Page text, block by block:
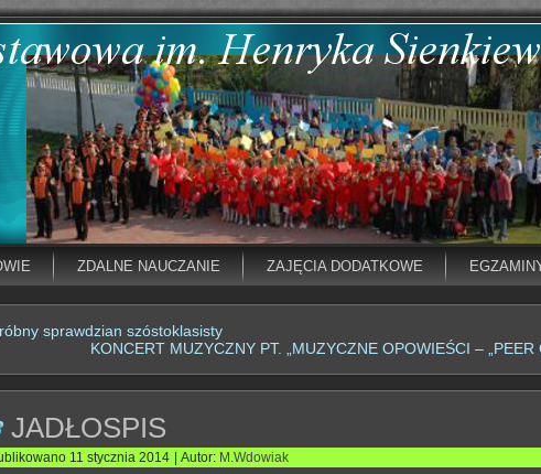
ZDALNE NAUCZANIE ZAJĘCIA DODATKOWE
sprawdzian szóstoklasisty
KONCERT MUZYCZNY PT. „MUZYCZNE OPOWIEŚCI – „PEER
JADŁOSPIS
11 stycznia 2014 Autor: M.Wdowiak